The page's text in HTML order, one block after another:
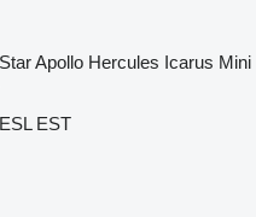
Apollo Hercules Icarus Mini
ESL EST